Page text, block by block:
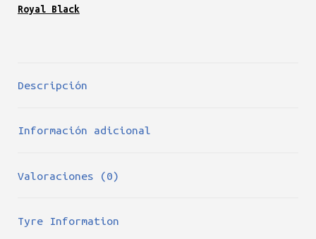
Royal Black
Descripción
Información adicional
Valoraciones (0)
Tyre Information